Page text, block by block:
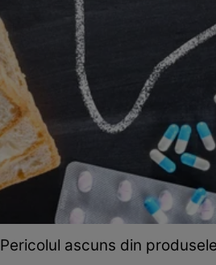
Pericolul ascuns din